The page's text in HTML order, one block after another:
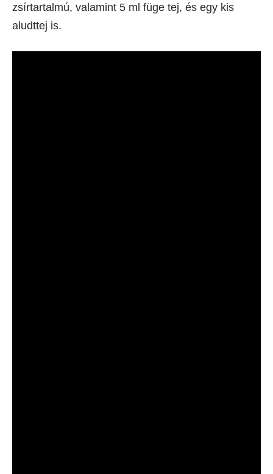
zsírtartalmú, valamint 5 ml füge tej, és egy kis
aludttej is.